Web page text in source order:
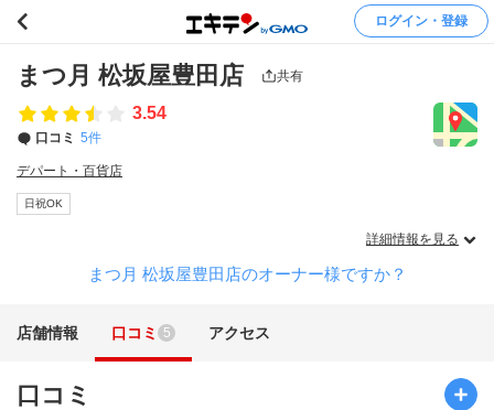
ログイン・登録
まつ月 松坂屋豊田店 共有
3.54
口コミ 5件
デパート・百貨店
日祝OK
詳細情報を見る
まつ月 松坂屋豊田店のオーナー様ですか？
店舗情報 口コミ 5 アクセス
口コミ